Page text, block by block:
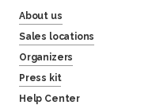
About us
Sales locations
Organizers
Press kit
Help Center